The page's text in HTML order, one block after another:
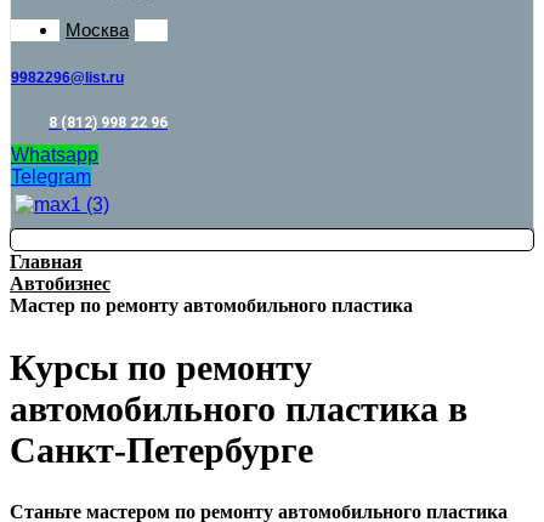
Москва
9982296@list.ru
8 (812) 998 22 96
Whatsapp
Telegram
Главная
Автобизнес
Мастер по ремонту автомобильного пластика
Курсы по ремонту
автомобильного пластика в
Санкт-Петербурге
Станьте мастером по ремонту автомобильного пластика